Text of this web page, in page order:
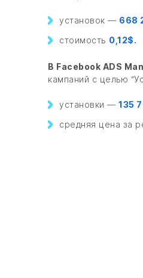
установок — 668
стоимость 0,12$.
В Facebook ADS
кампаний с целью
установки — 135
средняя цена за